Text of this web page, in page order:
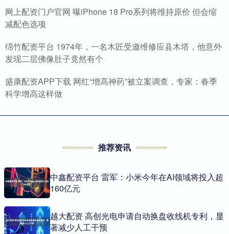
网上配资门户官网 曝iPhone 18 Pro系列将维持原价 但会缩
减配色选项
绵竹配资平台 1974年，一名木匠受邀维修应县木塔，他意外
发现二层佛像肚子竟然有个
盛康配资APP下载 网红“增高神药”被立案调查，专家：春季
科学增高这样做
推荐资讯
中鑫配资平台 雷军：小米今年在AI领域将投入超
160亿元
越大配资 高创光电申请自动换盘收线机专利，显
著减少人工干预